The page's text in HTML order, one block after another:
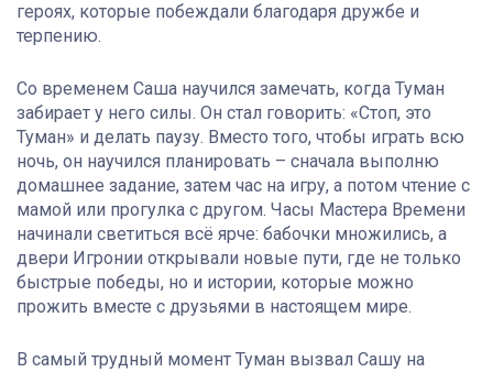
героях, которые побеждали благодаря дружбе и
терпению.
Со временем Саша научился замечать, когда Туман
забирает у него силы. Он стал говорить: «Стоп, это
Туман» и делать паузу. Вместо того, чтобы играть всю
ночь, он научился планировать – сначала выполню
домашнее задание, затем час на игру, а потом чтение с
мамой или прогулка с другом. Часы Мастера Времени
начинали светиться всё ярче: бабочки множились, а
двери Игронии открывали новые пути, где не только
быстрые победы, но и истории, которые можно
прожить вместе с друзьями в настоящем мире.
В самый трудный момент Туман вызвал Сашу на